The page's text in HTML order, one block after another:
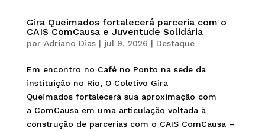
Gira Queimados fortalecerá parceria com o
CAIS ComCausa e Juventude Solidária
por Adriano Dias| jul 9, 2026 | Destaque
Em encontro no Café no Ponto na sede da
instituição no Rio, O Coletivo Gira
Queimados fortalecerá sua aproximação com
a ComCausa em uma articulação voltada à
construção de parcerias com o CAIS ComCausa –